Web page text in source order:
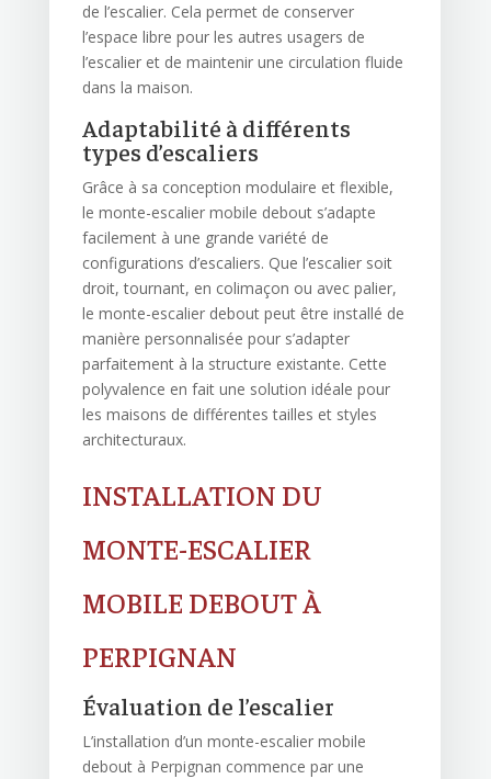
de l’escalier. Cela permet de conserver
l’espace libre pour les autres usagers de
l’escalier et de maintenir une circulation fluide
dans la maison.
Adaptabilité à différents
types d’escaliers
Grâce à sa conception modulaire et flexible,
le monte-escalier mobile debout s’adapte
facilement à une grande variété de
configurations d’escaliers. Que l’escalier soit
droit, tournant, en colimaçon ou avec palier,
le monte-escalier debout peut être installé de
manière personnalisée pour s’adapter
parfaitement à la structure existante. Cette
polyvalence en fait une solution idéale pour
les maisons de différentes tailles et styles
architecturaux.
INSTALLATION DU
MONTE-ESCALIER
MOBILE DEBOUT À
PERPIGNAN
Évaluation de l’escalier
L’installation d’un monte-escalier mobile
debout à Perpignan commence par une